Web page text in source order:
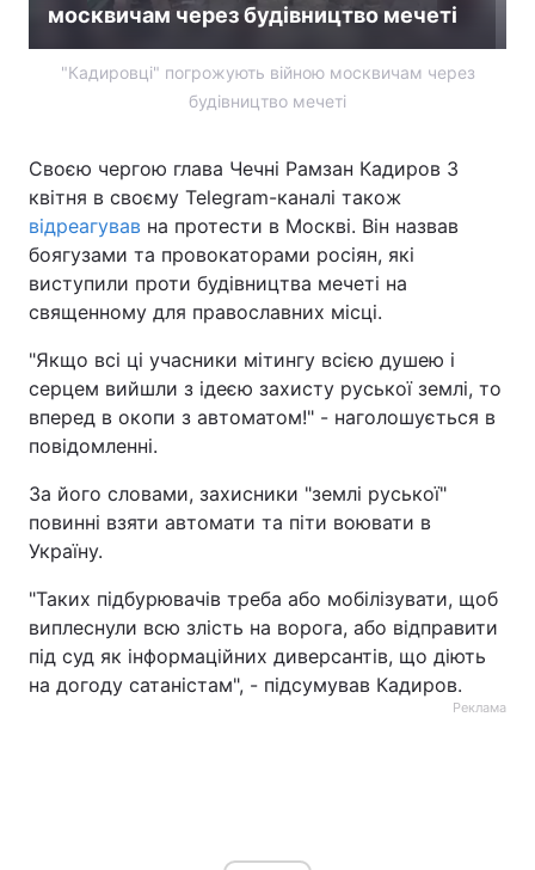
Архів Вакансії
Контакти
Тема оформлення
москвичам через будівництво мечеті
"Кадировці" погрожують війною москвичам через
будівництво мечеті
Своєю чергою глава Чечні Рамзан Кадиров 3
квітня в своєму Telegram-каналі також
відреагував на протести в Москві. Він назвав
боягузами та провокаторами росіян, які
виступили проти будівництва мечеті на
священному для православних місці.
"Якщо всі ці учасники мітингу всією душею і
серцем вийшли з ідеєю захисту руської землі, то
вперед в окопи з автоматом!" - наголошується в
повідомленні.
За його словами, захисники "землі руської"
повинні взяти автомати та піти воювати в
Україну.
"Таких підбурювачів треба або мобілізувати, щоб
виплеснули всю злість на ворога, або відправити
під суд як інформаційних диверсантів, що діють
на догоду сатаністам", - підсумував Кадиров.
Реклама